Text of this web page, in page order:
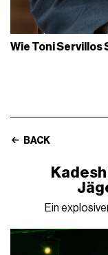
Wie Toni
BACK
Ein